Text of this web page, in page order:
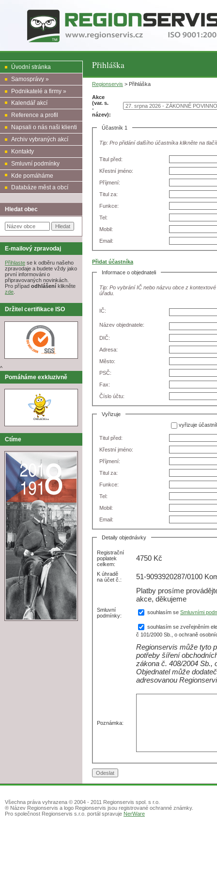
Přihláška
Úvodní stránka
Samosprávy »
Podnikatelé a firmy »
Kalendář akcí
Reference a profil
Napsali o nás naši klienti
Archiv vybraných akcí
Kontakty
Smluvní podmínky
Kde pomáháme
Databáze měst a obcí
Hledat obec
E-mailový zpravodaj
Přihlaste se k odběru našeho
zpravodaje a budete vždy jako
první informováni o
připravovaných novinkách.
Pro případ odhlášení klikněte
zde.
Držitel certifikace ISO
^
Pomáháme exkluzivně
Ctíme
Regionservis > Přihláška
Akce
(var. s.
-
název):
Účastník 1
Tip: Pro přidání dalšího účastníka klikněte na
Titul před:
Křestní jméno:
Příjmení:
Titul za:
Funkce:
Tel:
Mobil:
Email:
Přidat účastníka
Informace o objednateli
Tip: Po vybrání IČ nebo názvu obce z
úřadu.
IČ:
Název objednatele:
DIČ:
Adresa:
Město:
PSČ:
Fax:
Číslo účtu:
Vyřizuje
vyřizuje
Titul před:
Křestní jméno:
Příjmení:
Titul za:
Funkce:
Tel:
Mobil:
Email:
Detaily objednávky
Registrační
poplatek
celkem:
4750Kč
K úhradě
na účet č.:
51-9093920287/0100
Platby prosíme
akce, děkujeme
Smluvní
podmínky:
souhlasím se Smluvními
souhlasím se zveřejněním
č 101/2000 Sb., o ochraně
Regionservis může tyto
potřeby šíření
zákona č. 408/2004 Sb.,
Objednatel může
adresovanou
Poznámka:
Všechna práva vyhrazena © 2004 - 2011 Regionservis spol. s r.o.
® Název Regionservis a logo Regionservis jsou registrované ochranné známky.
Pro společnost Regionservis s.r.o. portál spravuje NerWare